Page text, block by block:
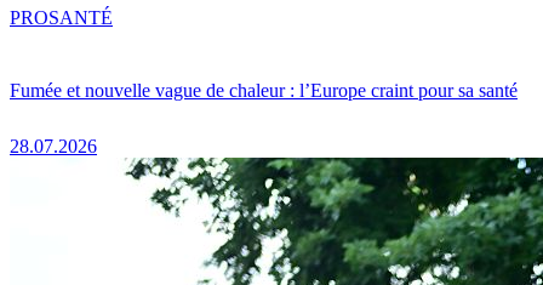
Fumée et nouvelle vague de chaleur : l’Europe craint pour sa santé
28.07.2026
PROSANTÉ